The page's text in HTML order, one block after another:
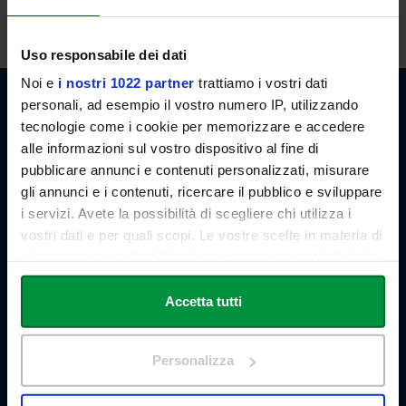
Uso responsabile dei dati
Noi e i nostri 1022 partner trattiamo i vostri dati
personali, ad esempio il vostro numero IP, utilizzando
tecnologie come i cookie per memorizzare e accedere
alle informazioni sul vostro dispositivo al fine di
pubblicare annunci e contenuti personalizzati, misurare
gli annunci e i contenuti, ricercare il pubblico e sviluppare
i servizi. Avete la possibilità di scegliere chi utilizza i
vostri dati e per quali scopi. Le vostre scelte in materia di
in cui avete effettuato le vostre scelte. È possibile
modificare o revocare il proprio consenso in qualsiasi
momento dalla Dichiarazione sui cookie o facendo clic
Con il tuo consenso, vorremmo anche:
Accetta tutti
Personalizza
lectures, or by appointment (to be agreed by email).
Link Campus University
Via del Casale di San Pio V, 44
00165 Roma - Italia
P. IVA: 11933781004
Email:info@unilink.it
Tel: +39 06 3400 6000
SHORTCUTS
About Us
Teaching Staff
Statute and Regulations